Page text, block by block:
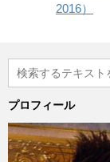
2016）
プロフィール